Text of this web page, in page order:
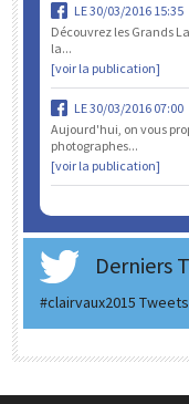
LE 30/03/2016 15:35
Découvrez les Grands
la...
[voir la publication]
LE 30/03/2016 07:00
Aujourd'hui, on vous
photographes...
[voir la publication]
Derniers
#clairvaux2015 Tweets